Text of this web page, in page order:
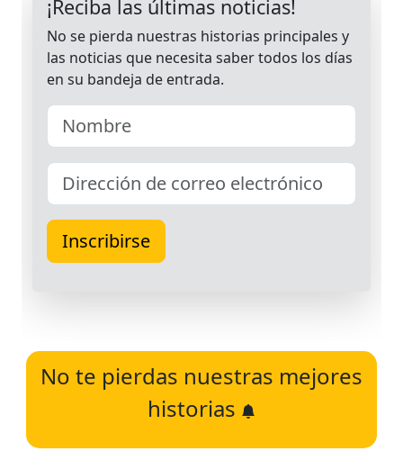
No te pierdas nuestras mejores
historias